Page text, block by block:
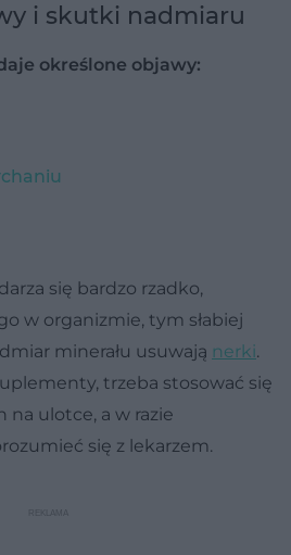
i skutki nadmiaru
określone objawy:
się bardzo rzadko,
w organizmie, tym słabiej
minerału usuwają nerki.
trzeba stosować się
na ulotce, a w razie
się z lekarzem.